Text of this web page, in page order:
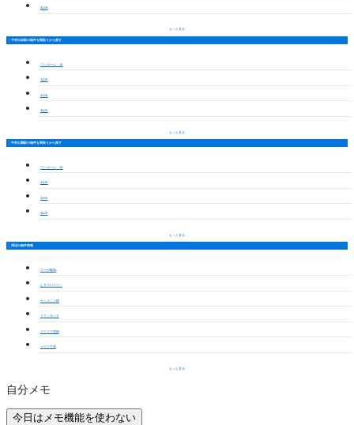
3LDK
もっと見る
中村日赤駅の物件を間取りから探す
ワンルーム・1K
1LDK
2LDK
3LDK
もっと見る
中村公園駅の物件を間取りから探す
ワンルーム・1K
1LDK
2LDK
3LDK
もっと見る
周辺の物件情報
コーポ亀島
ヒサゴハイツⅠ
サンメゾン穂
リラッサンテ
スクエア宿跡
メイツ千成
もっと見る
自分メモ
今日はメモ機能を使わない